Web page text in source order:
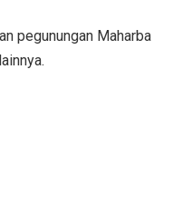
pegunungan Maharba